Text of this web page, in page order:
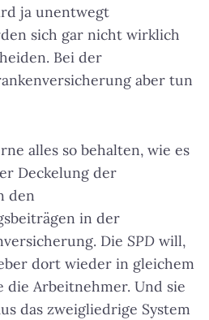
ja unentwegt
sich gar nicht wirklich
Bei der
aber tun
alles so behalten, wie es
Deckelung der
den
in der
Die SPD will,
dort wieder in gleichem
die Arbeitnehmer. Und sie
das zweigliedrige System